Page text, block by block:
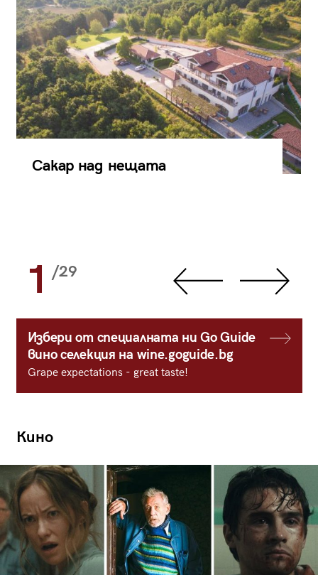
Сакар над нещата
1 /29
Избери от специалната ни Go Guide
вино селекция на wine.goguide.bg
Grape expectations - great taste!
Кино